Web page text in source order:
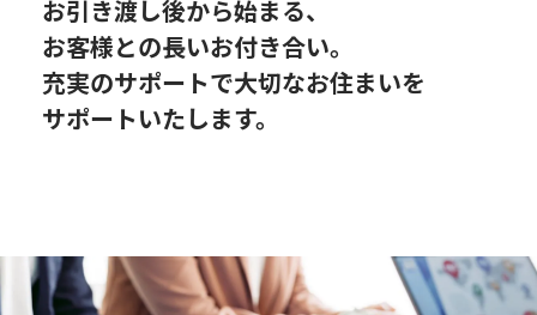
お引き渡し後から始まる、
お客様との⻑いお付き合い。
充実のサポートで⼤切なお住まいを
サポートいたします。